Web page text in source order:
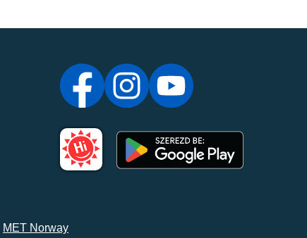
MET Norway